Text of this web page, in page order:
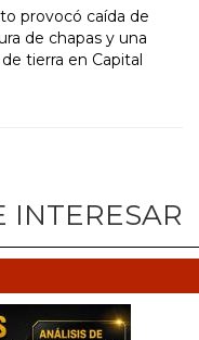
provocó caída de
de chapas y una
tierra en Capital
INTERESAR